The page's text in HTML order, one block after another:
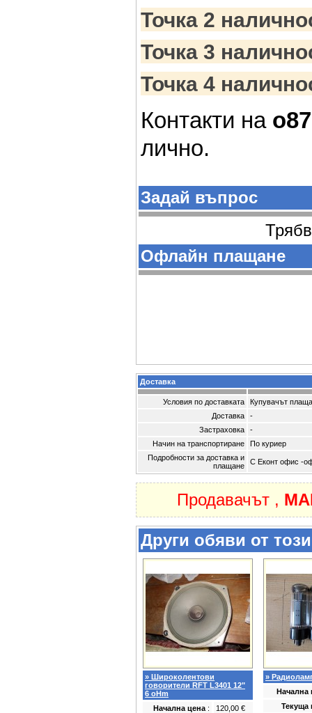
Точка 2
Точка 3
Точка 4
Контакти на
лично.
Задай въпрос
Офлайн плащане
Доставка
Условия по доставката
Купувачът
Доставка
-
Застраховка
-
Начин на транспортиране
По куриер
Подробности за доставка и
плащане
С Еконт офис -
Продавачът ,
Други обяви от
» Широколентови
говорители RFT L3401 12"
6 oHm
Начална цена :
120,00 €
»
Начална
Текуща